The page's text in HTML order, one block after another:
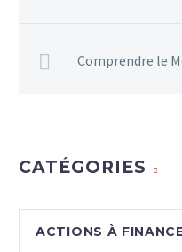
Comprendre le
CATÉGORIES
ACTIONS À